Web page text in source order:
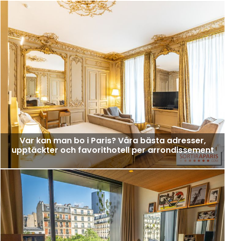
Var kan man bo i Paris? Våra bästa adresser,
upptäckter och favorithotell per arrondissement